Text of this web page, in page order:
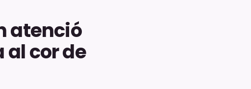
atenció
cor de